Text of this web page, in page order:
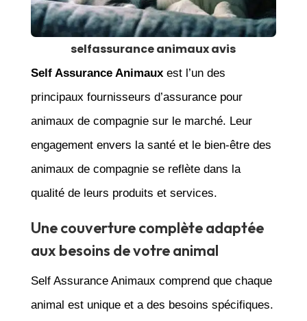
selfassurance animaux avis
Self Assurance Animauxest l’un des
principaux fournisseurs d’assurance pour
animaux de compagnie sur le marché. Leur
engagement envers la santé et le bien-être des
animaux de compagnie se reflète dans la
qualité de leurs produits et services.
Une couverture complète adaptée
aux besoins de votre animal
Self Assurance Animaux comprend que chaque
animal est unique et a des besoins spécifiques.